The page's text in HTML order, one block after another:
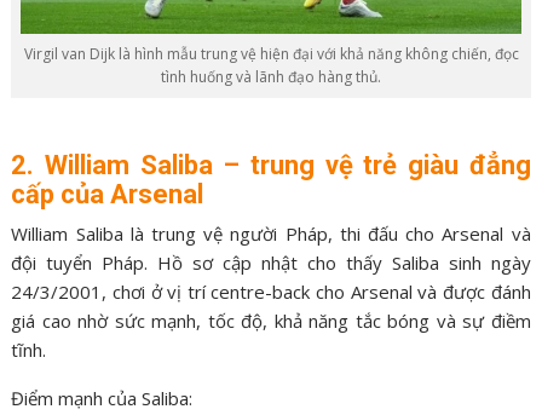
Virgil van Dijk là hình mẫu trung vệ hiện đại với khả năng không chiến, đọc
tình huống và lãnh đạo hàng thủ.
2. William Saliba – trung vệ trẻ giàu đẳng
cấp của Arsenal
William Saliba là trung vệ người Pháp, thi đấu cho Arsenal và
đội tuyển Pháp. Hồ sơ cập nhật cho thấy Saliba sinh ngày
24/3/2001, chơi ở vị trí centre-back cho Arsenal và được đánh
giá cao nhờ sức mạnh, tốc độ, khả năng tắc bóng và sự điềm
tĩnh.
Điểm mạnh của Saliba: